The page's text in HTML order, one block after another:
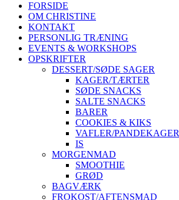
FORSIDE
OM CHRISTINE
KONTAKT
PERSONLIG TRÆNING
EVENTS & WORKSHOPS
OPSKRIFTER
DESSERT/SØDE SAGER
KAGER/TÆRTER
SØDE SNACKS
SALTE SNACKS
BARER
COOKIES & KIKS
VAFLER/PANDEKAGER
IS
MORGENMAD
SMOOTHIE
GRØD
BAGVÆRK
FROKOST/AFTENSMAD